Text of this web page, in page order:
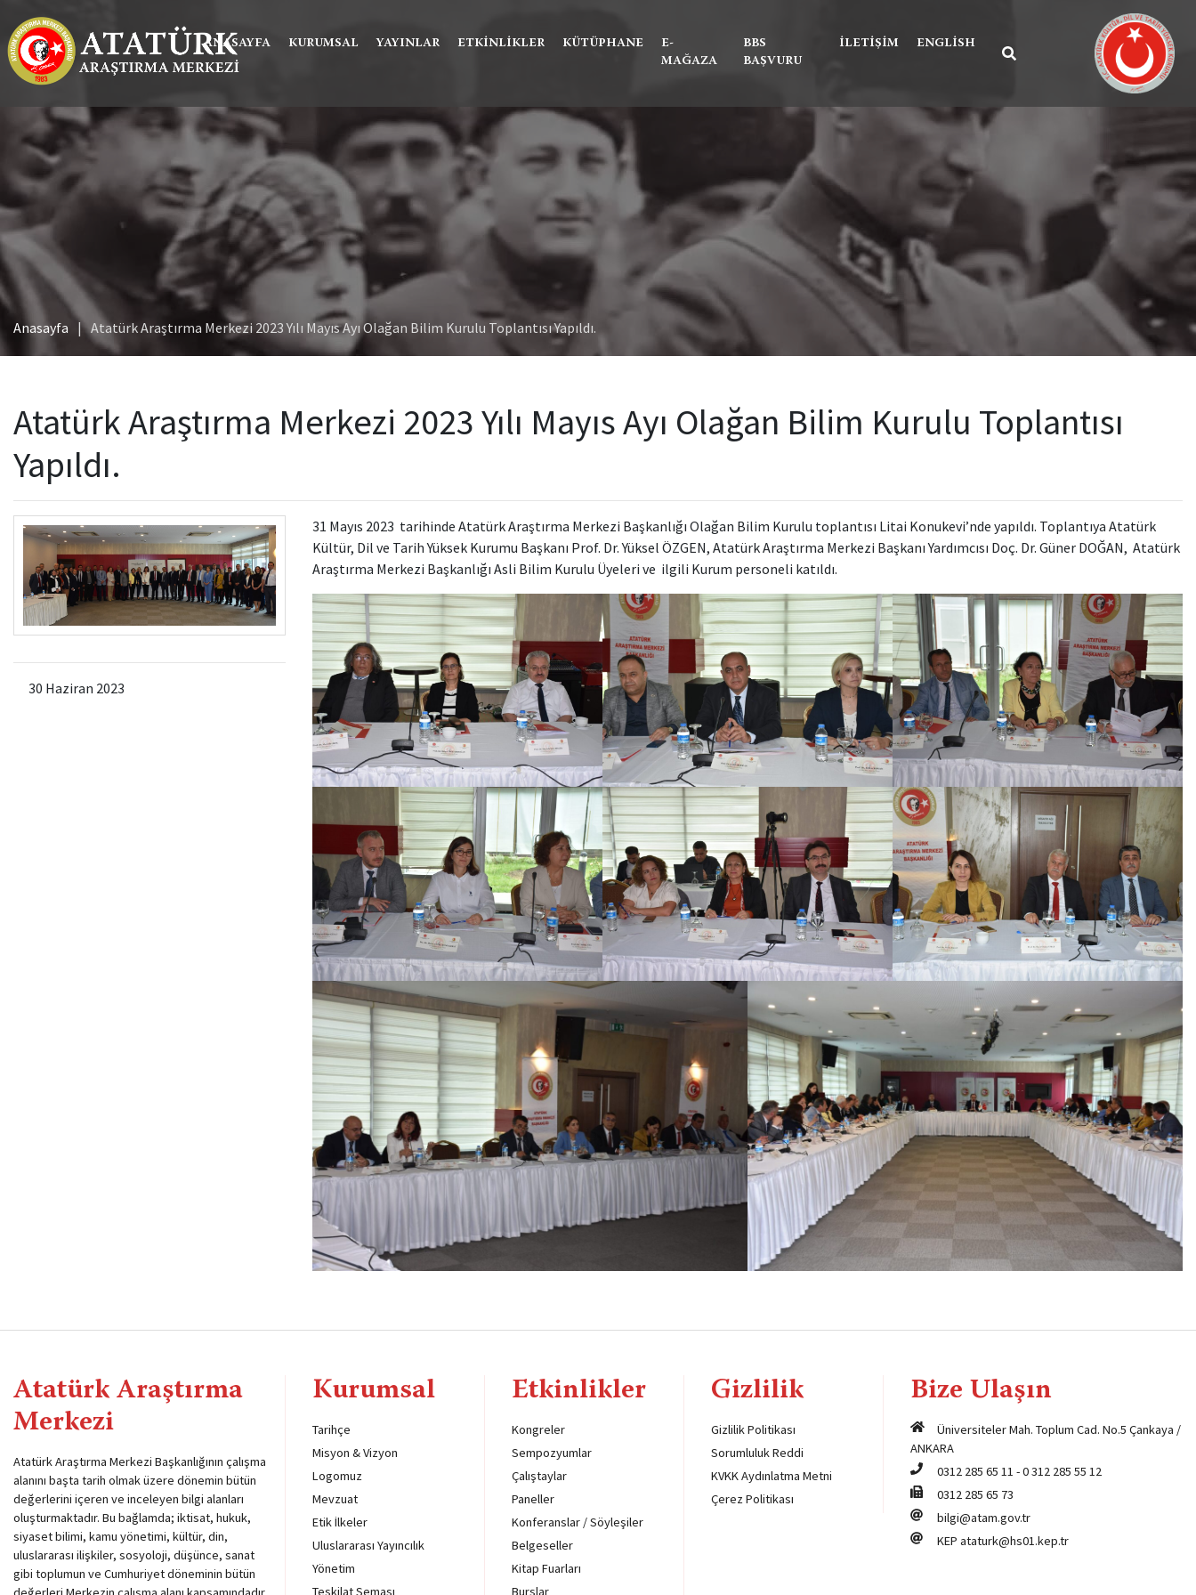
ANASAYFA KURUMSAL YAYINLAR ETKINLIKLER KÜTÜPHANE
E-
MAĞAZA
BBS
BAŞVURU
İLETIŞIM ENGLISH
Anasayfa Atatürk Araştırma Merkezi 2023 Yılı Mayıs Ayı Olağan Bilim Kurulu Toplantısı Yapıldı.
Atatürk Araştırma Merkezi 2023 Yılı Mayıs Ayı Olağan Bilim Kurulu Toplantısı
Yapıldı.
30 Haziran 2023
31 Mayıs 2023 tarihinde Atatürk Araştırma Merkezi Başkanlığı Olağan Bilim Kurulu toplantısı Litai Konukevi’nde yapıldı. Toplantıya Atatürk
Kültür, Dil ve Tarih Yüksek Kurumu Başkanı Prof. Dr. Yüksel ÖZGEN, Atatürk Araştırma Merkezi Başkanı Yardımcısı Doç. Dr. Güner DOĞAN, Atatürk
Araştırma Merkezi Başkanlığı Asli Bilim Kurulu Üyeleri ve ilgili Kurum personeli katıldı.
Atatürk Araştırma
Merkezi
Atatürk Araştırma Merkezi Başkanlığının çalışma
alanını başta tarih olmak üzere dönemin bütün
değerlerini içeren ve inceleyen bilgi alanları
oluşturmaktadır. Bu bağlamda; iktisat, hukuk,
siyaset bilimi, kamu yönetimi, kültür, din,
uluslararası ilişkiler, sosyoloji, düşünce, sanat
gibi toplumun ve Cumhuriyet döneminin bütün
Kurumsal
Tarihçe
Misyon & Vizyon
Logomuz
Mevzuat
Etik İlkeler
Uluslararası Yayıncılık
Yönetim
Teşkilat Şeması
Etkinlikler
Kongreler
Sempozyumlar
Çalıştaylar
Paneller
Konferanslar / Söyleşiler
Belgeseller
Kitap Fuarları
Burslar
Gizlilik
Gizlilik Politikası
Sorumluluk Reddi
KVKK Aydınlatma Metni
Çerez Politikası
Bize Ulaşın
Üniversiteler Mah. Toplum Cad. No.5 Çankaya /
ANKARA
0312 285 65 11 -0 312 285 55 12
0312 285 65 73
bilgi@atam.gov.tr
KEP ataturk@hs01.kep.tr